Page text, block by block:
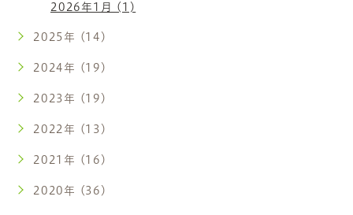
2026年1月 (1)
2025年 (14)
2024年 (19)
2023年 (19)
2022年 (13)
2021年 (16)
2020年 (36)